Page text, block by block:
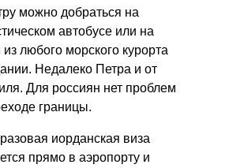
можно добраться на
автобусе или на
из любого морского курорта
Недалеко Петра и от
Для россиян нет проблем
границы.
иорданская виза
прямо в аэропорту и